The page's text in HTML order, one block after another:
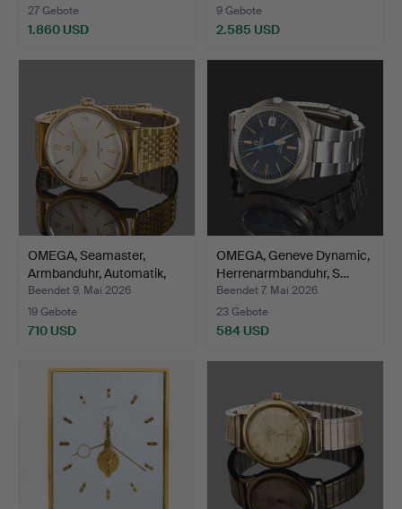
27 Gebote
1.860 USD
9 Gebote
2.585 USD
OMEGA, Seamaster,
Armbanduhr, Automatik,
G…
Beendet 9. Mai 2026
19 Gebote
710 USD
OMEGA, Geneve Dynamic,
Herrenarmbanduhr, S…
Beendet 7. Mai 2026
23 Gebote
584 USD